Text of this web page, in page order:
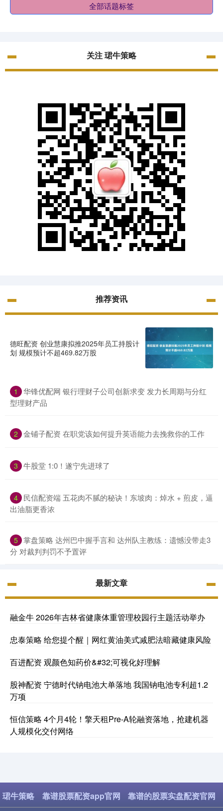
全部话题标签
关注 珺牛策略
推荐资讯
德旺配资 创业慧康拟推2025年员工持股计
划 规模预计不超469.82万股
1
华锋优配网 银行理财子公司创新求变 发力长周期与分红
型理财产品
2 金铺子配资 在职党该如何提升英语能力去挽救你的工作
3 牛股堂 1:0！遂宁先进球了
4 民信配资端 五花肉不腻的秘诀！东坡肉：焯水 + 煎皮，逼
出油脂更香浓
5 掌盘策略 达州巴中握手言和 达州队主教练：遗憾没带走3
分 对裁判判罚不予置评
最新文章
融金牛 2026年吉林省健康体重管理校园行主题活动举办
忠泰策略 给您提个醒｜网红黄油美式减肥法暗藏健康风险
百进配资 观颜色知药价&#32;可视化好理解
股神配资 宁德时代钠电池大单落地 我国钠电池专利超1.2
万项
恒信策略 4个月4轮！擎天租Pre-A轮融资落地，抢建机器
人规模化交付网络
珺牛策略 靠谱股票配资app官网 靠谱的股票实盘配资官网